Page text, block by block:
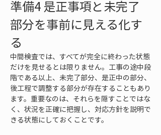
準備4 是正事項と未完了
部分を事前に見える化す
る
中間検査では、すべてが完全に終わった状態
だけを見せるとは限りません。工事の途中段
階である以上、未完了部分、是正中の部分、
後工程で調整する部分が存在することもあり
ます。重要なのは、それらを隠すことではな
く、状況を正確に把握し、対応方針を説明で
きる状態にしておくことです。